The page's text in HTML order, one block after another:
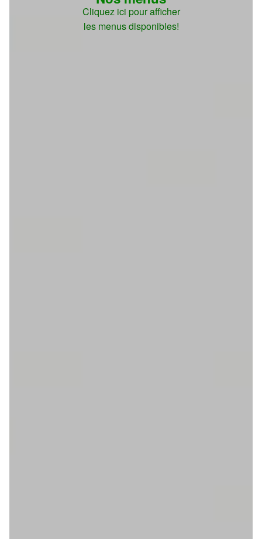
Cliquez ici pour afficher
les menus disponibles!